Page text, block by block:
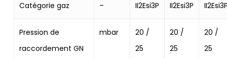
Catégorie gaz – II2Esi3P II2Esi3P
Pression de
raccordement GN
mbar
20 /
25
20 /
25
20 /
25